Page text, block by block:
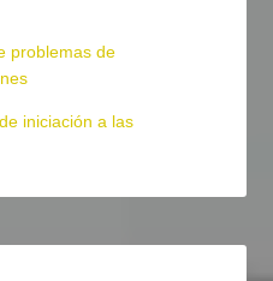
problemas de
iniciación a las